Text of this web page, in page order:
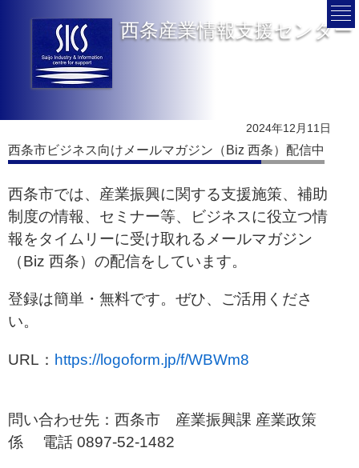
西条産業情報支援センター
2024年12月11日
西条市ビジネス向けメールマガジン（Biz 西条）配信中
西条市では、産業振興に関する支援施策、補助
制度の情報、セミナー等、ビジネスに役立つ情
報をタイムリーに受け取れるメールマガジン
（Biz 西条）の配信をしています。
登録は簡単・無料です。ぜひ、ご活用くださ
い。
URL： https://logoform.jp/f/WBWm8
問い合わせ先：西条市 産業振興課 産業政策
係 電話 0897-52-1482